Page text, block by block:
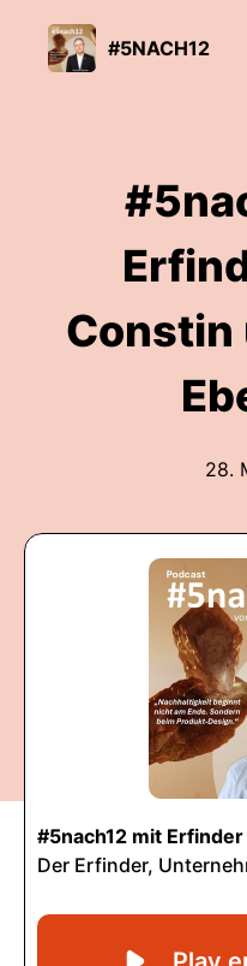
#5NACH12
Constin
28.